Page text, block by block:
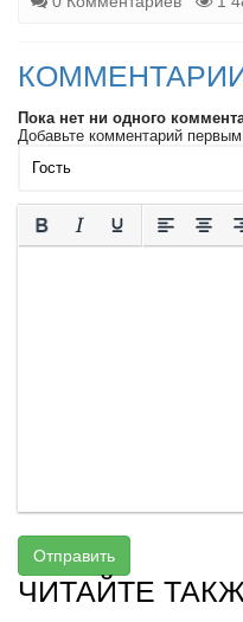
Пока нет ни одного
Добавьте комментарий
Отправить
ЧИТАЙТЕ